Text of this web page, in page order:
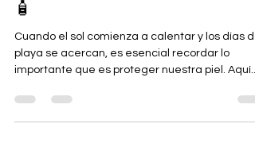
verano con estos 10 consejos! 🏖️
🧴
Cuando el sol comienza a calentar y los días de
importante que es proteger nuestra piel. Aquí...